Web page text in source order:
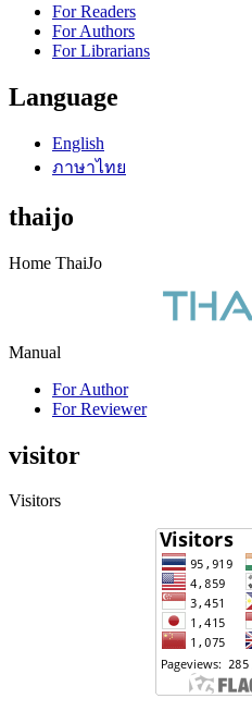
For Readers
For Authors
For Librarians
Language
English
ภาษาไทย
thaijo
Home ThaiJo
Manual
For Author
For Reviewer
visitor
Visitors